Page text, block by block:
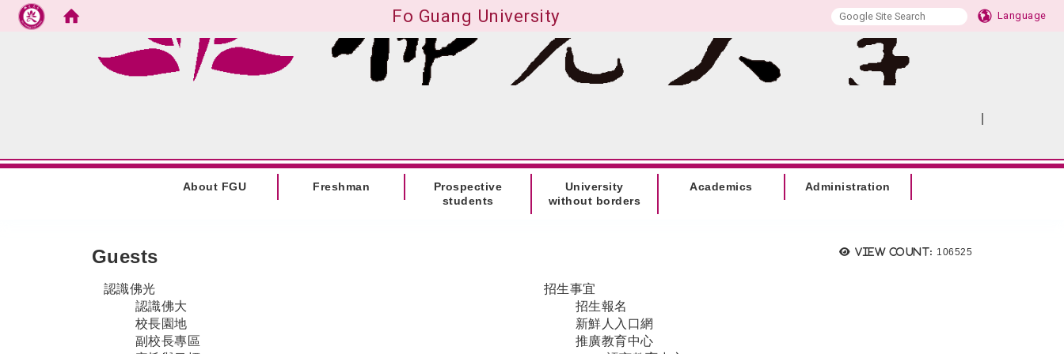
Fo Guang University Language
Go to main content
About FGU Freshman
Prospective
students
University
without borders
Academics Administration
View count: 106525
Guests
認識佛光
認識佛大
校長園地
副校長專區
招生事宜
招生報名
新鮮人入口網
推廣教育中心